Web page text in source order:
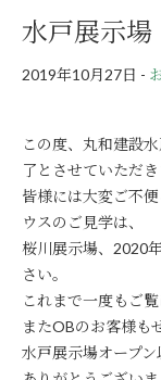
水戸展示
2019年10月27日 -
この度、丸和建設
了とさせていただき
皆様には大変ご不
ウスのご見学は、
桜川展示場、2020
さい。
これまで一度もご
またOBのお客様も
水戸展示場オープ